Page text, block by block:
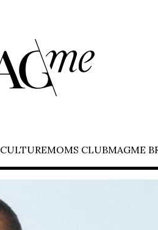
CULTUREMOMS CLUBMAGME